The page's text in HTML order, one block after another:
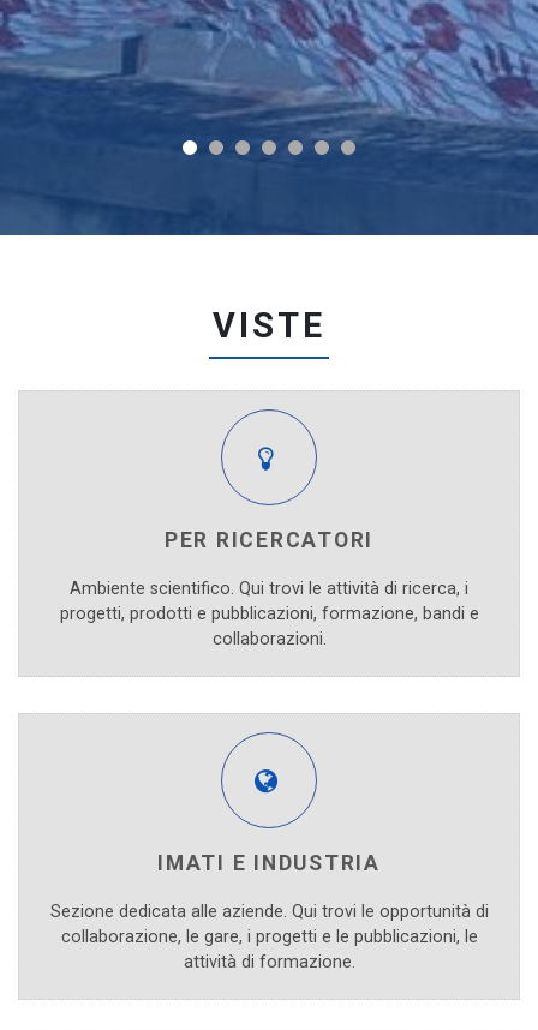
VISTE
PER RICERCATORI
Ambiente scientifico. Qui trovi le attività di ricerca, i
progetti, prodotti e pubblicazioni, formazione, bandi e
collaborazioni.
IMATI E INDUSTRIA
Sezione dedicata alle aziende. Qui trovi le opportunità di
collaborazione, le gare, i progetti e le pubblicazioni, le
attività di formazione.